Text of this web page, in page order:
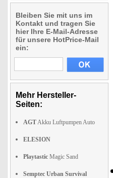
Bleiben Sie mit uns im
Kontakt und tragen Sie
hier Ihre E-Mail-Adresse
für unsere HotPrice-Mail
ein:
Mehr Hersteller-
Seiten:
AGTAkku Luftpumpen Auto
ELESION
Playtastic Magic Sand
Semptec Urban Survival